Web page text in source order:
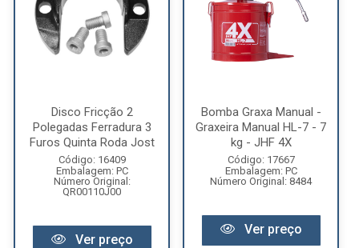
Disco Fricção 2
Polegadas Ferradura 3
Furos Quinta Roda Jost
Código: 16409
Embalagem: PC
Número Original:
QR00110J00
Ver preço
Bomba Graxa Manual -
Graxeira Manual HL-7 - 7
kg - JHF 4X
Código: 17667
Embalagem: PC
Número Original: 8484
Ver preço